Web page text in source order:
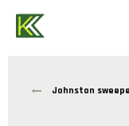
Johnston